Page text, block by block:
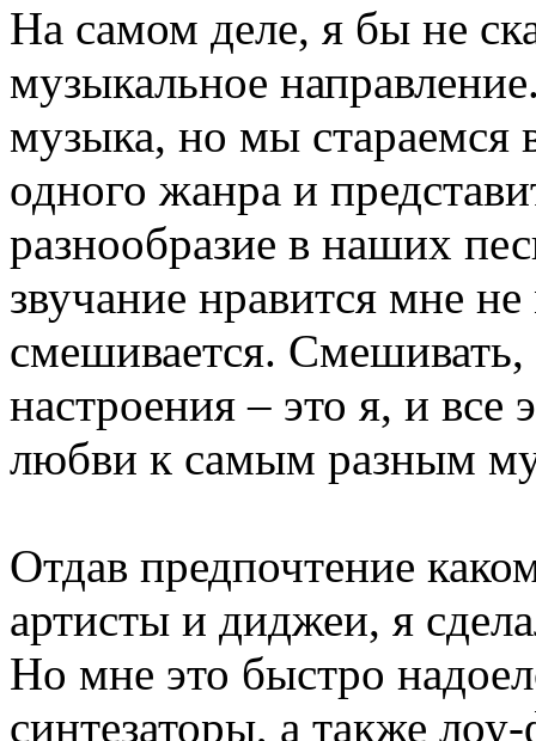
На самом деле, я бы не
музыкальное
музыка, но мы стараемся
одного жанра и
разнообразие в наших
звучание нравится мне
смешивается. Смешивать,
настроения – это я, и все
любви к самым разным
Отдав предпочтение
артисты и диджеи, я
Но мне это быстро
синтезаторы, а также